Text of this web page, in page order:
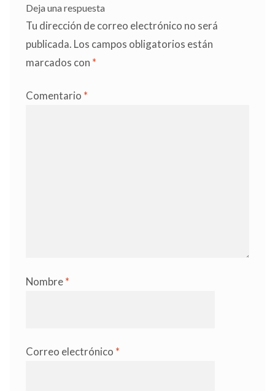
Deja una respuesta
Tu dirección de correo electrónico no será
publicada. Los campos obligatorios están
marcados con *
Comentario *
Nombre*
Correo electrónico *